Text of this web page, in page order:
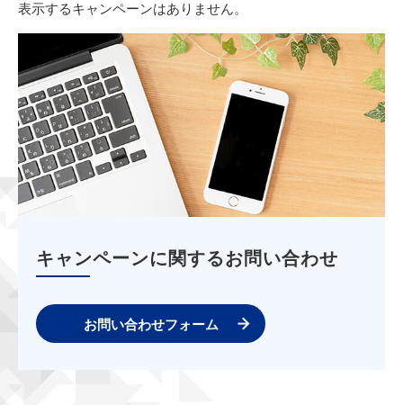
表示するキャンペーンはありません。
キャンペーンに関するお問い合わせ
お問い合わせフォーム